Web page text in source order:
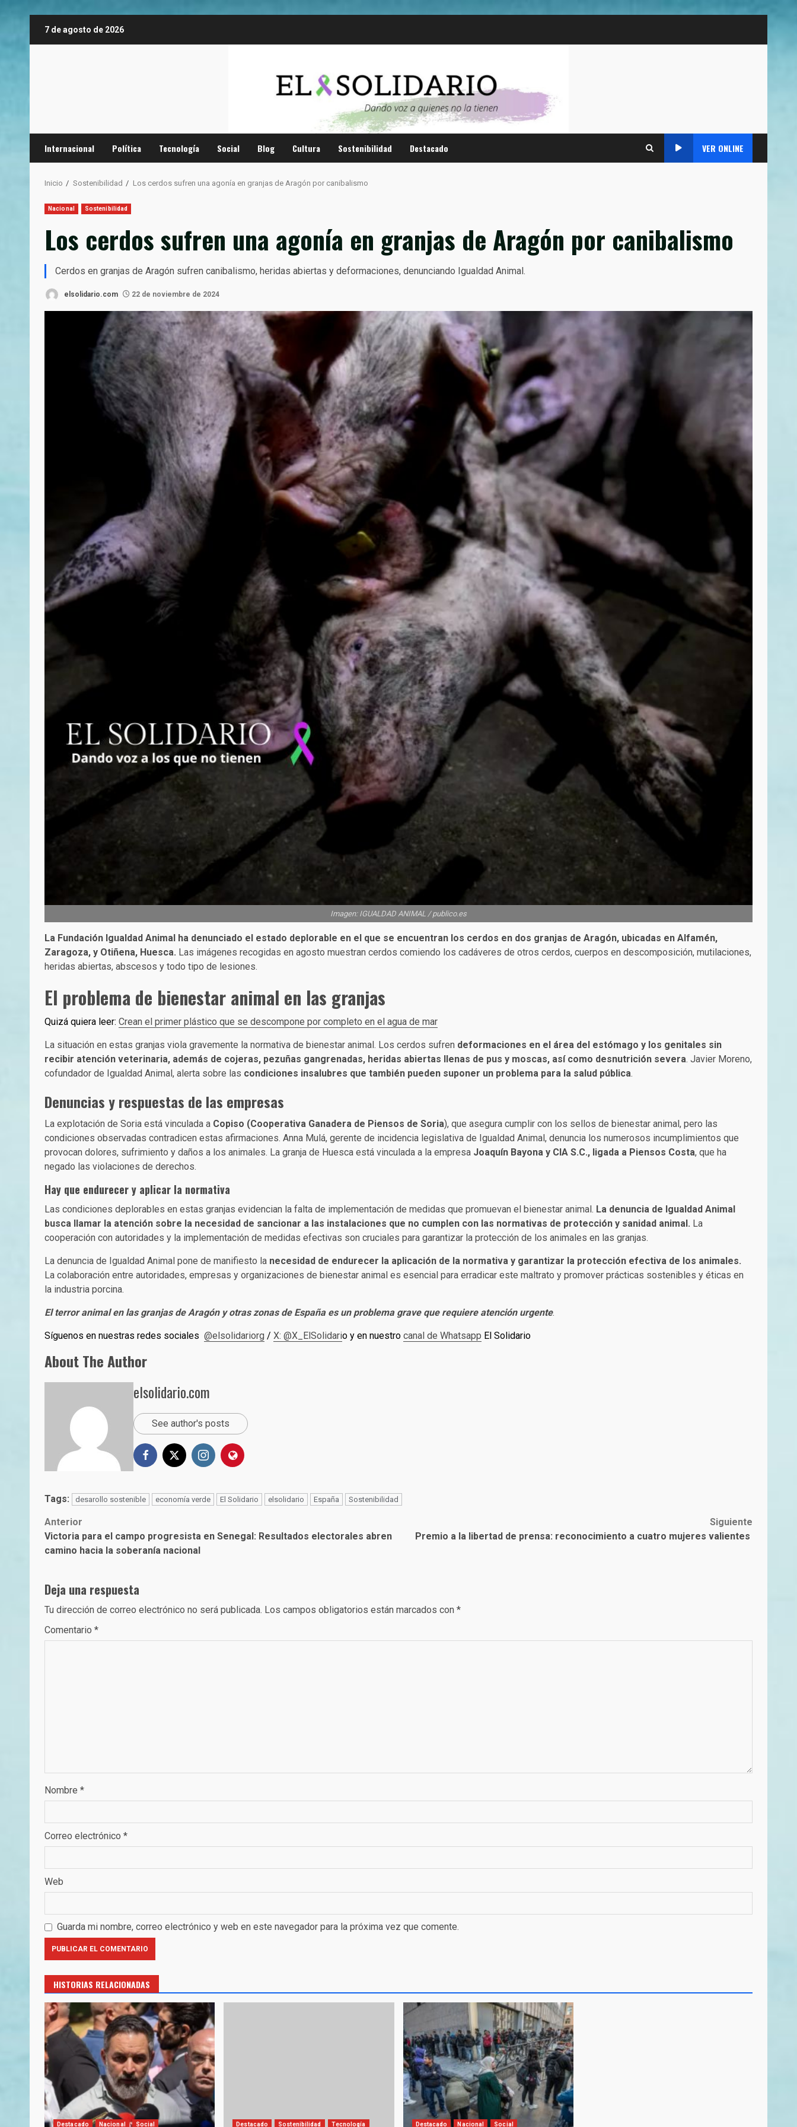
7 de agosto de 2026
Internacional Política Tecnología Social Blog Cultura Sostenibilidad Destacado VER ONLINE
Inicio Sostenibilidad Los cerdos sufren una agonía en granjas de Aragón por canibalismo
Nacional Sostenibilidad
Los cerdos sufren una agonía en granjas de Aragón por canibalismo
Cerdos en granjas de Aragón sufren canibalismo, heridas abiertas y deformaciones, denunciando Igualdad Animal.
elsolidario.com 22 de noviembre de 2024
Imagen: IGUALDAD ANIMAL / publico.es
La Fundación Igualdad Animal ha denunciado el estado deplorable en el que se encuentran los cerdos en dos granjas de Aragón, ubicadas en Alfamén,
Zaragoza, y Otiñena, Huesca. Las imágenes recogidas en agosto muestran cerdos comiendo los cadáveres de otros cerdos, cuerpos en descomposición, mutilaciones,
heridas abiertas, abscesos y todo tipo de lesiones.
El problema de bienestar animal en las granjas
Quizá quiera leer: Crean el primer plástico que se descompone por completo en el agua de mar
La situación en estas granjas viola gravemente la normativa de bienestar animal. Los cerdos sufren deformaciones en el área del estómago y los genitales sin
recibir atención veterinaria, además de cojeras, pezuñas gangrenadas, heridas abiertas llenas de pus y moscas, así como desnutrición severa. Javier Moreno,
cofundador de Igualdad Animal, alerta sobre las condiciones insalubres que también pueden suponer un problema para la salud pública.
Denuncias y respuestas de las empresas
La explotación de Soria está vinculada a Copiso (Cooperativa Ganadera de Piensos de Soria), que asegura cumplir con los sellos de bienestar animal, pero las
condiciones observadas contradicen estas afirmaciones. Anna Mulá, gerente de incidencia legislativa de Igualdad Animal, denuncia los numerosos incumplimientos que
provocan dolores, sufrimiento y daños a los animales. La granja de Huesca está vinculada a la empresa Joaquín Bayona y CIA S.C., ligada a Piensos Costa, que ha
negado las violaciones de derechos.
Hay que endurecer y aplicar la normativa
Las condiciones deplorables en estas granjas evidencian la falta de implementación de medidas que promuevan el bienestar animal. La denuncia de Igualdad Animal
busca llamar la atención sobre la necesidad de sancionar a las instalaciones que no cumplen con las normativas de protección y sanidad animal. La
cooperación con autoridades y la implementación de medidas efectivas son cruciales para garantizar la protección de los animales en las granjas.
La denuncia de Igualdad Animal pone de manifiesto la necesidad de endurecer la aplicación de la normativa y garantizar la protección efectiva de los animales.
La colaboración entre autoridades, empresas y organizaciones de bienestar animal es esencial para erradicar este maltrato y promover prácticas sostenibles y éticas en
la industria porcina.
El terror animal en las granjas de Aragón y otras zonas de España es un problema grave que requiere atención urgente.
Síguenos en nuestras redes sociales @elsolidariorg / X: @X_ElSolidario y en nuestro canal de Whatsapp El Solidario
About The Author
elsolidario.com
See author's posts
Tags: desarollo sostenible economía verde El Solidario elsolidario España Sostenibilidad
Post
navigation
Anterior
Victoria para el campo progresista en Senegal: Resultados electorales abren
camino hacia la soberanía nacional
Siguiente
Premio a la libertad de prensa: reconocimiento a cuatro mujeres valientes
Deja una respuesta
Tu dirección de correo electrónico no será publicada. Los campos obligatorios están marcados con *
Comentario *
Nombre *
Correo electrónico *
Web
Guarda mi nombre, correo electrónico y web en este navegador para la próxima vez que comente.
HISTORIAS RELACIONADAS
Destacado Nacional Social Destacado Sostenibilidad Tecnología Destacado Nacional Social